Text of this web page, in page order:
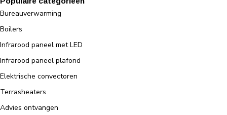
Bureauverwarming
Boilers
Infrarood paneel met LED
Infrarood paneel plafond
Elektrische convectoren
Terrasheaters
Advies ontvangen